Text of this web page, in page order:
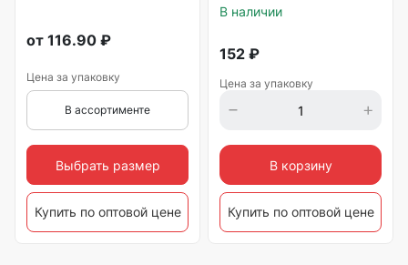
от 116.90 ₽
Цена за упаковку
В ассортименте
Выбрать размер
Купить по оптовой цене
В наличии
152 ₽
Цена за упаковку
В корзину
Купить по оптовой цене